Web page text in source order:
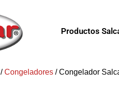
Productos
/Congeladores / Congelador